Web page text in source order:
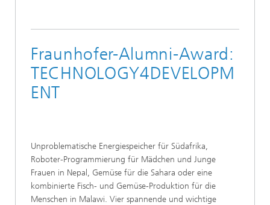
Fraunhofer-Alumni-Award:
TECHNOLOGY4DEVELOPM
ENT
Unproblematische Energiespeicher für Südafrika,
Roboter-Programmierung für Mädchen und Junge
Frauen in Nepal, Gemüse für die Sahara oder eine
kombinierte Fisch- und Gemüse-Produktion für die
Menschen in Malawi. Vier spannende und wichtige